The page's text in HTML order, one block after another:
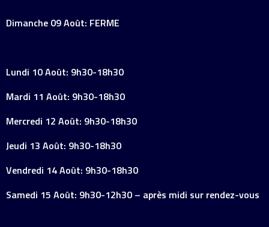
Dimanche 09 Août: FERME
Lundi 10 Août: 9h30-18h30
Mardi 11 Août: 9h30-18h30
Mercredi 12 Août: 9h30-18h30
Jeudi 13 Août: 9h30-18h30
Vendredi 14 Août: 9h30-18h30
Samedi 15 Août: 9h30-12h30 – après midi sur rendez-vous